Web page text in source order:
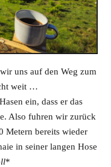
uns auf den Weg zum
weit …
ein, dass er das
Also fuhren wir zurück
Metern bereits wieder
in seiner langen Hose
*